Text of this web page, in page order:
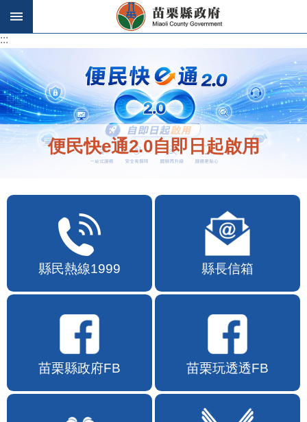
跳到主要內容區塊
:::
:::
便民快e通2.0自即日起啟用
縣民熱線1999 縣長信箱
苗栗縣政府FB 苗栗玩透透FB